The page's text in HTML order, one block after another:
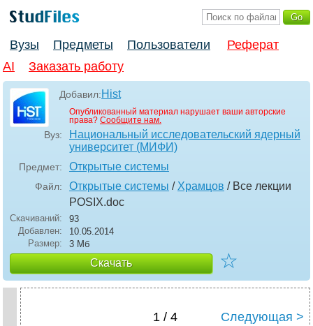
Вузы Предметы Пользователи
Реферат
AI
Заказать работу
Добавил:Hist
Опубликованный материал нарушает ваши авторские
права? Сообщите нам.
Вуз:
Национальный исследовательский ядерный
университет (МИФИ)
Предмет: Открытые системы
Файл: Открытые системы / Храмцов / Все лекции
POSIX.doc
Скачиваний:
93
Добавлен:
10.05.2014
Размер:
3 Мб
Скачать ☆
1 / 4 Следующая >